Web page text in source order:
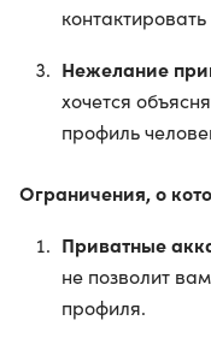
Нежелание
хочется
профиль
Ограничения, о
Приватные
не позволит
профиля.